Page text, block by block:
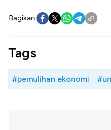
Bagikan:
Tags
#pemulihan ekonomi